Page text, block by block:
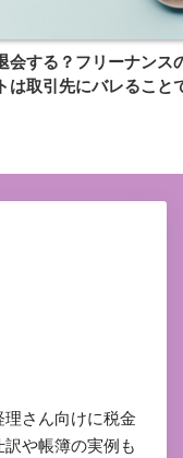
会する？フリーナンス
トは取引先にバレること
さん向けに税金
や帳簿の実例も